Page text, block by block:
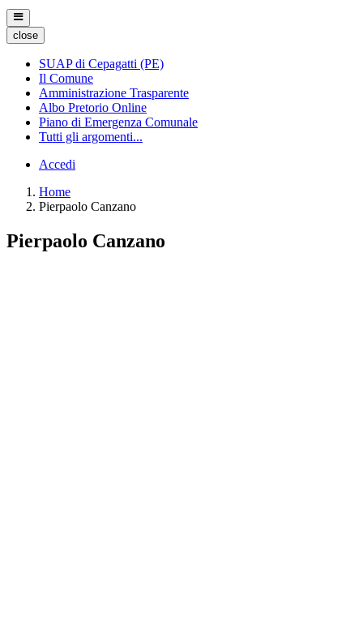
close
SUAP di Cepagatti (PE)
Il Comune
Amministrazione Trasparente
Albo Pretorio Online
Piano di Emergenza Comunale
Tutti gli argomenti...
Accedi
Home
Pierpaolo Canzano
Pierpaolo Canzano